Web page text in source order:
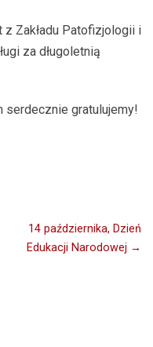
z Zakładu Patofizjologii i
za długoletnią
gratulujemy!
14 października, Dzień
Edukacji Narodowej →